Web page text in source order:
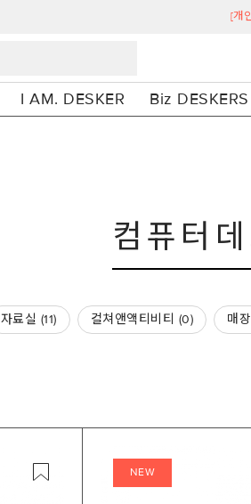
[개
I AM. DESKER Biz DESKERS
자료실 (11) 컬쳐앤액티비티 (0) 매
NEW